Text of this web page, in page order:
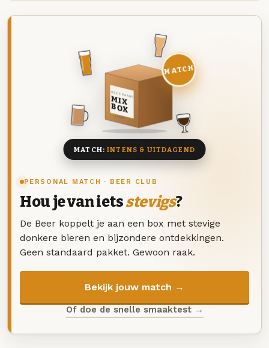
PERSONAL MATCH · BEER CLUB
Hou je van ietsstevigs?
De Beer koppelt je aan een box met stevige
donkere bieren en bijzondere ontdekkingen.
Geen standaard pakket. Gewoon raak.
Bekijk jouw match →
Of doe de snelle smaaktest →
DEZE MAAND
MIX
BOX
8 BIEREN
MATCH
MATCH:INTENS & UITDAGEND